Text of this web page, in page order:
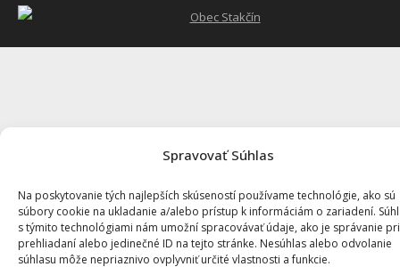
Spravovať Súhlas
Na poskytovanie tých najlepších skúseností používame technológie, ako sú
súbory cookie na ukladanie a/alebo prístup k informáciám o zariadení.
s týmito technológiami nám umožní spracovávať údaje, ako je správanie pri
prehliadaní alebo jedinečné ID na tejto stránke. Nesúhlas alebo odvolanie
súhlasu môže nepriaznivo ovplyvniť určité vlastnosti a funkcie.